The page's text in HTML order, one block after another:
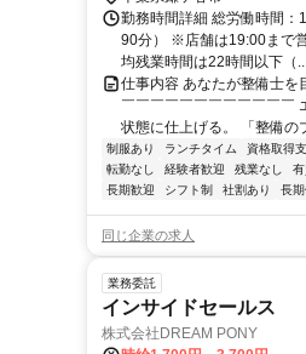
勤務時間詳細 総労働時間
90分） ※店舗は19:00まで
均残業時間は22時間以下（
仕事内容 あなたが整備士を
￣￣￣￣￣￣￣￣￣￣￣￣
状態に仕上げる。 「整備の
制服あり ランチタイム 資格取得
転勤なし
経験者歓迎 残業なし
長期歓迎
シフト制 社割あり 長
同じ企業の求人
業務委託
インサイドセールス
株式会社DREAM PONY